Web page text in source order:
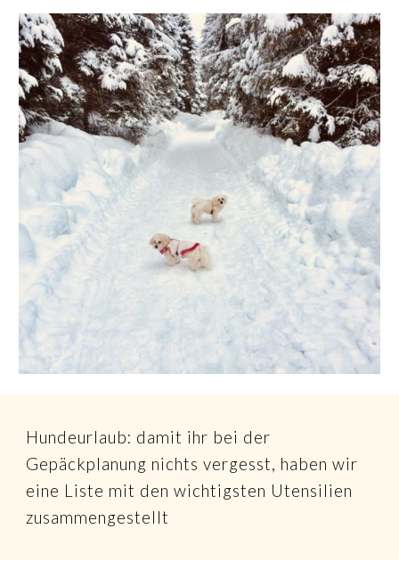
Hundeurlaub: damit ihr bei der
Gepäckplanung nichts vergesst, haben wir
eine Liste mit den wichtigsten Utensilien
zusammengestellt